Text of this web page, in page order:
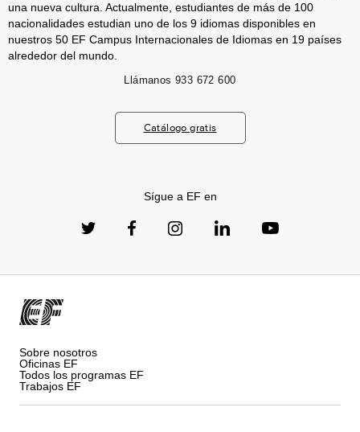
una nueva cultura. Actualmente, estudiantes de más de 100
nacionalidades estudian uno de los 9 idiomas disponibles en
nuestros 50 EF Campus Internacionales de Idiomas en 19 países
alrededor del mundo.
Llámanos 933 672 600
Catálogo gratis
Sígue a EF en
Sobre nosotros
Oficinas EF
Todos los programas EF
Trabajos EF